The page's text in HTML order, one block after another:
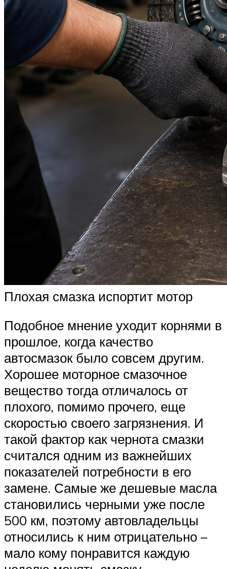
Плохая смазка испортит мотор
Подобное мнение уходит корнями в
прошлое, когда качество
автосмазок было совсем другим.
Хорошее моторное смазочное
вещество тогда отличалось от
плохого, помимо прочего, еще
скоростью своего загрязнения. И
такой фактор как чернота смазки
считался одним из важнейших
показателей потребности в его
замене. Самые же дешевые масла
становились черными уже после
500 км, поэтому автовладельцы
относились к ним отрицательно –
мало кому понравится каждую